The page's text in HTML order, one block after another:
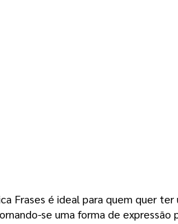
Frases é ideal para quem quer
se uma forma de expressão